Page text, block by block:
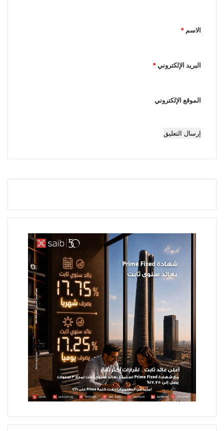
ق
الاسم *
البريد الإلكتروني*
الموقع الإلكتروني